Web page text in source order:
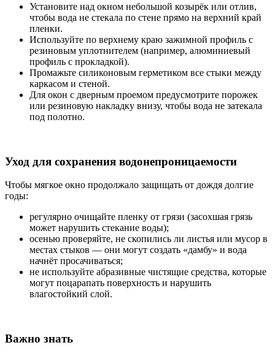
Установите над окном небольшой козырёк или отлив,
чтобы вода не стекала по стене прямо на верхний край
пленки.
Используйте по верхнему краю зажимной профиль с
резиновым уплотнителем (например, алюминиевый
профиль с прокладкой).
Промажьте силиконовым герметиком все стыки между
каркасом и стеной.
Для окон с дверным проемом предусмотрите порожек
или резиновую накладку внизу, чтобы вода не затекала
под полотно.
Уход для сохранения водонепроницаемости
Чтобы мягкое окно продолжало защищать от дождя долгие
годы:
регулярно очищайте пленку от грязи (засохшая грязь
может нарушить стекание воды);
осенью проверяйте, не скопились ли листья или мусор в
местах стыков — они могут создать «дамбу» и вода
начнёт просачиваться;
не используйте абразивные чистящие средства, которые
могут поцарапать поверхность и нарушить
влагостойкий слой.
Важно знать